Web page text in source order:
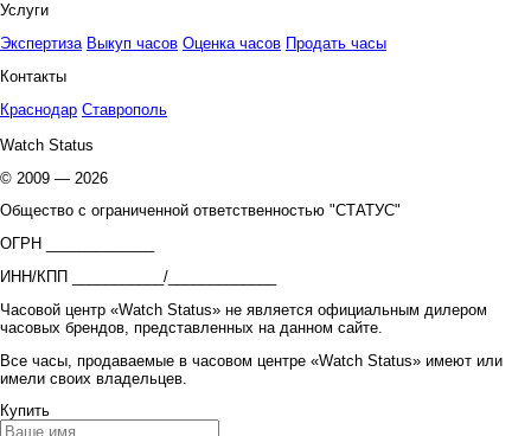
Услуги
Экспертиза Выкуп часов Оценка часов Продать часы
Контакты
Краснодар Ставрополь
Watch Status
© 2009 — 2026
Общество с ограниченной ответственностью "СТАТУС"
ОГРН _____________
ИНН/КПП ___________/_____________
Часовой центр «Watch Status» не является официальным дилером
часовых брендов, представленных на данном сайте.
Все часы, продаваемые в часовом центре «Watch Status» имеют или
имели своих владельцев.
Купить